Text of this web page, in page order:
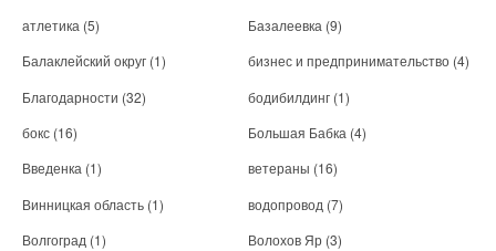
атлетика (5) Базалеевка (9)
Балаклейский округ (1) бизнес и предпринимательство (4)
Благодарности (32) бодибилдинг (1)
бокс (16) Большая Бабка (4)
Введенка (1) ветераны (16)
Винницкая область (1) водопровод (7)
Волгоград (1) Волохов Яр (3)